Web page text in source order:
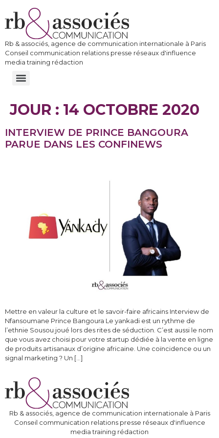
Rb & associés, agence de communication internationale à Paris
Conseil communication relations presse réseaux d'influence
media training rédaction
JOUR : 14 OCTOBRE 2020
INTERVIEW DE PRINCE BANGOURA
PARUE DANS LES CONFINEWS
Mettre en valeur la culture et le savoir-faire africains Interview de
Nfansoumane Prince Bangoura Le yankadi est un rythme de
l’ethnie Sousou joué lors des rites de séduction. C’est aussi le nom
que vous avez choisi pour votre startup dédiée à la vente en ligne
de produits artisanaux d’origine africaine. Une coïncidence ou un
signal marketing ? Un […]
Rb & associés, agence de communication internationale à Paris
Conseil communication relations presse réseaux d'influence
media training rédaction